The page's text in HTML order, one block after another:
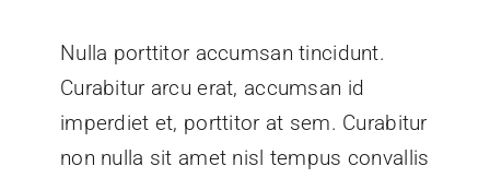
Nulla porttitor accumsan tincidunt.
Curabitur arcu erat, accumsan id
imperdiet et, porttitor at sem. Curabitur
non nulla sit amet nisl tempus convallis